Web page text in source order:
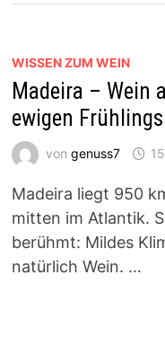
WISSEN ZUM WEIN
Madeira – Wein
ewigen Frühlings
von genuss7
Madeira liegt 950
mitten im Atlantik.
berühmt: Mildes
natürlich Wein. …